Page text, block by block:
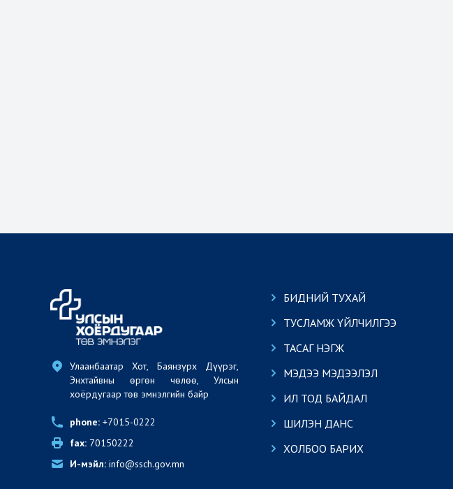
Улаанбаатар Хот, Баянзүрх Дүүрэг,
Энхтайвны өргөн чөлөө, Улсын
хоёрдугаар төв эмнэлгийн байр
phone: +7015-0222
fax: 70150222
И-мэйл: info@ssch.gov.mn
БИДНИЙ ТУХАЙ
ТУСЛАМЖ ҮЙЛЧИЛГЭЭ
ТАСАГ НЭГЖ
МЭДЭЭ МЭДЭЭЛЭЛ
ИЛ ТОД БАЙДАЛ
ШИЛЭН ДАНС
ХОЛБОО БАРИХ